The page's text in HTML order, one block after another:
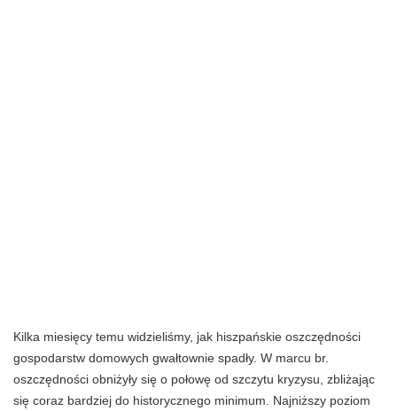
Kilka miesięcy temu widzieliśmy, jak hiszpańskie oszczędności
gospodarstw domowych gwałtownie spadły. W marcu br.
oszczędności obniżyły się o połowę od szczytu kryzysu, zbliżając
się coraz bardziej do historycznego minimum. Najniższy poziom